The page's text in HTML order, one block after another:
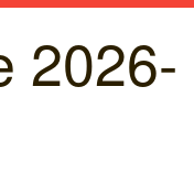
o
g
2026-